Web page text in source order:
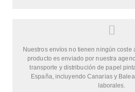
Nuestros envíos no tienen ningún coste
producto es enviado por nuestra
transporte y distribución de papel
España, incluyendo Canarias y
laborales.